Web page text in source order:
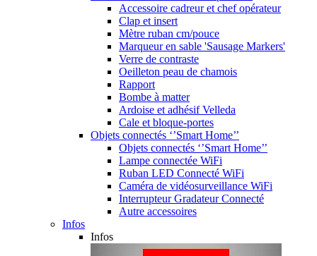
Accessoire cadreur et chef opérateur
Clap et insert
Mètre ruban cm/pouce
Marqueur en sable 'Sausage Markers'
Verre de contraste
Oeilleton peau de chamois
Rapport
Bombe à matter
Ardoise et adhésif Velleda
Cale et bloque-portes
Objets connectés ‘’Smart Home’’
Objets connectés ‘’Smart Home’’
Lampe connectée WiFi
Ruban LED Connecté WiFi
Caméra de vidéosurveillance WiFi
Interrupteur Gradateur Connecté
Autre accessoires
Infos
Infos